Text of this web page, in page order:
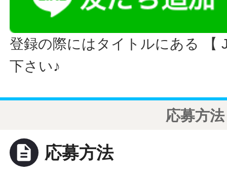
登録の際にはタイトルにある 【
下さい♪
応募方法
description 応募方法